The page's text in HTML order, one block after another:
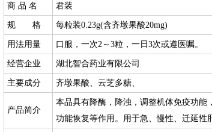
商 品 名 君装
规 格 每粒装0.23g(含齐墩果酸20mg)
用法用量 口服，一次2～3粒，一日3次或遵医嘱。
经营企业 湖北智合药业有限公司
主要成分 齐墩果酸、云芝多糖、
产品简介
本品具有降酶，降浊，调整机体免疫功能
功能恢复等作用。用于急、慢性、迁延性